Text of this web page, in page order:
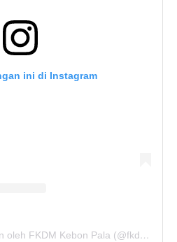
ini di Instagram
Sebuah kiriman dibagikan oleh FKDM Kebon Pala (@fkdm_kebonpala)